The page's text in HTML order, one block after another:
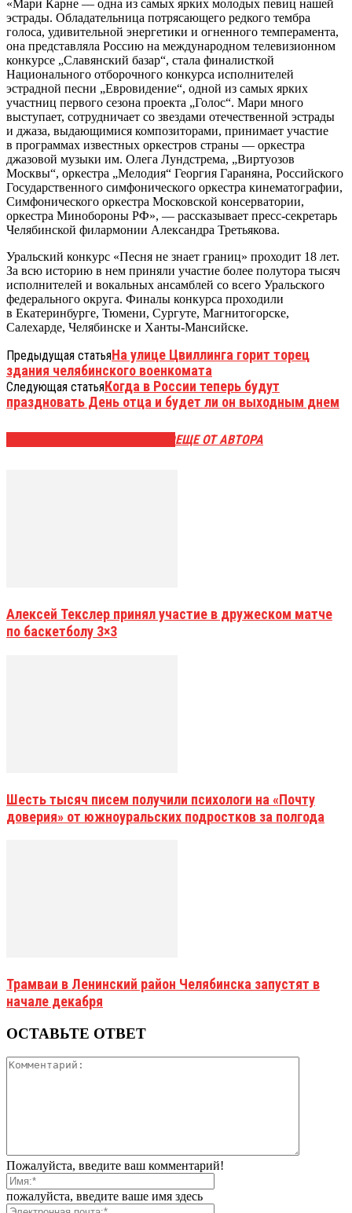
«Мари Карне — одна из самых ярких молодых певиц нашей
эстрады. Обладательница потрясающего редкого тембра
голоса, удивительной энергетики и огненного темперамента,
она представляла Россию на международном телевизионном
конкурсе „Славянский базар“, стала финалисткой
Национального отборочного конкурса исполнителей
эстрадной песни „Евровидение“, одной из самых ярких
участниц первого сезона проекта „Голос“. Мари много
выступает, сотрудничает со звездами отечественной эстрады
и джаза, выдающимися композиторами, принимает участие
в программах известных оркестров страны — оркестра
джазовой музыки им. Олега Лундстрема, „Виртуозов
Москвы“, оркестра „Мелодия“ Георгия Гараняна, Российского
Государственного симфонического оркестра кинематографии,
Симфонического оркестра Московской консерватории,
оркестра Минобороны РФ», — рассказывает пресс-секретарь
Челябинской филармонии Александра Третьякова.
Уральский конкурс «Песня не знает границ» проходит 18 лет.
За всю историю в нем приняли участие более полутора тысяч
исполнителей и вокальных ансамблей со всего Уральского
федерального округа. Финалы конкурса проходили
в Екатеринбурге, Тюмени, Сургуте, Магнитогорске,
Салехарде, Челябинске и Ханты-Мансийске.
Предыдущая статьяНа улице Цвиллинга горит торец
здания челябинского военкомата
Следующая статьяКогда в России теперь будут
праздновать День отца и будет ли он выходным днем
ЕЩЕ ОТ АВТОРА
Алексей Текслер принял участие в дружеском матче
по баскетболу 3×3
Шесть тысяч писем получили психологи на «Почту
доверия» от южноуральских подростков за полгода
Трамваи в Ленинский район Челябинска запустят в
начале декабря
ОСТАВЬТЕ ОТВЕТ
Пожалуйста, введите ваш комментарий!
пожалуйста, введите ваше имя здесь